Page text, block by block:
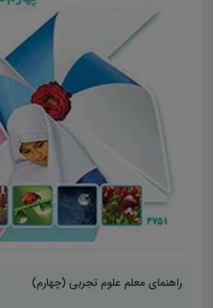
راهنمای معلم علوم تجربی (چهارم)